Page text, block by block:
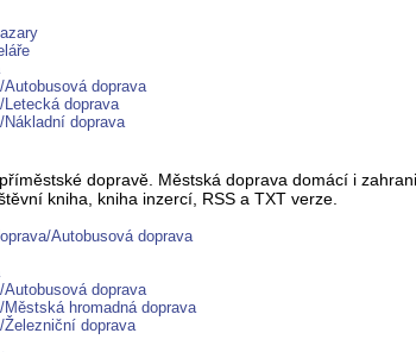
doprava
doprava
doprava
dopravě. Městská doprava domácí i
kniha, kniha inzercí, RSS a TXT verze.
Autobusová doprava
doprava
hromadná doprava
doprava